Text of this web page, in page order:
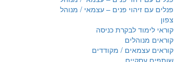
פנלים עם זיהוי פנים – עצמאי / מנוהל
צפון
קוראי לימוד לבקרת כניסה
קוראים מנוהלים
קוראים עצמאים / מקודדים
שותפים עסקיים